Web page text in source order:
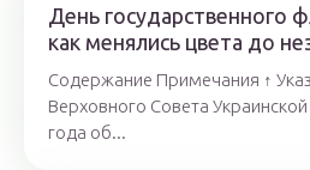
День государственного
как менялись цвета до
Содержание Примечания ↑
Верховного Совета
года об...